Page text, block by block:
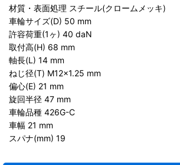
材質・表面処理 スチール(クロームメッキ)
車輪サイズ(D) 50 mm
許容荷重(1ヶ) 40 daN
取付高(H) 68 mm
軸長(L) 14 mm
ねじ径(T) M12×1.25 mm
偏心(E) 21 mm
旋回半径 47 mm
車輪品種 426G-C
車幅 21 mm
スパナ(mm) 19